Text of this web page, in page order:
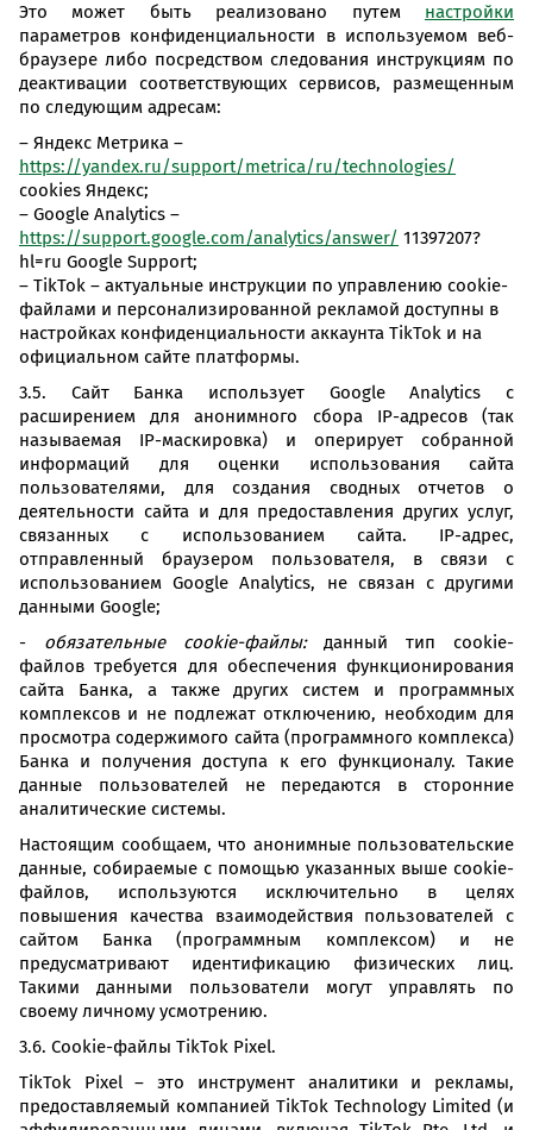
Это может быть реализовано путем настройки
параметров конфиденциальности в используемом веб-
браузере либо посредством следования инструкциям по
деактивации соответствующих сервисов, размещенным
по следующим адресам:
– Яндекс Метрика –
https://yandex.ru/support/metrica/ru/technologies/
cookies Яндекс;
– Google Analytics –
https://support.google.com/analytics/answer/ 11397207?
hl=ru Google Support;
– TikTok – актуальные инструкции по управлению cookie-
файлами и персонализированной рекламой доступны в
настройках конфиденциальности аккаунта TikTok и на
официальном сайте платформы.
3.5. Сайт Банка использует Google Analytics с
расширением для анонимного сбора IP-адресов (так
называемая IP-маскировка) и оперирует собранной
информаций для оценки использования сайта
пользователями, для создания сводных отчетов о
деятельности сайта и для предоставления других услуг,
связанных с использованием сайта. IP-адрес,
отправленный браузером пользователя, в связи с
использованием Google Analytics, не связан с другими
данными Google;
- обязательные cookie-файлы:данный тип cookie-
файлов требуется для обеспечения функционирования
сайта Банка, а также других систем и программных
комплексов и не подлежат отключению, необходим для
просмотра содержимого сайта (программного комплекса)
Банка и получения доступа к его функционалу. Такие
данные пользователей не передаются в сторонние
аналитические системы.
Настоящим сообщаем, что анонимные пользовательские
данные, собираемые с помощью указанных выше cookie-
файлов, используются исключительно в целях
повышения качества взаимодействия пользователей с
сайтом Банка (программным комплексом) и не
предусматривают идентификацию физических лиц.
Такими данными пользователи могут управлять по
своему личному усмотрению.
3.6. Cookie-файлы TikTok Pixel.
TikTok Pixel – это инструмент аналитики и рекламы,
предоставляемый компанией TikTok Technology Limited (и